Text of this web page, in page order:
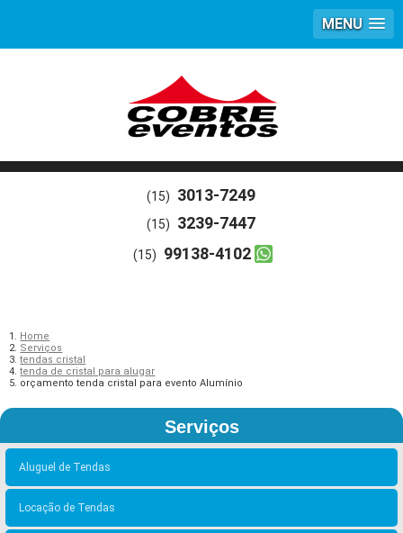
MENU
(15) 3013-7249
(15) 3239-7447
(15) 99138-4102
Home
Serviços
tendas cristal
tenda de cristal para alugar
orçamento tenda cristal para evento Alumínio
Serviços
Aluguel de Tendas
Locação de Tendas